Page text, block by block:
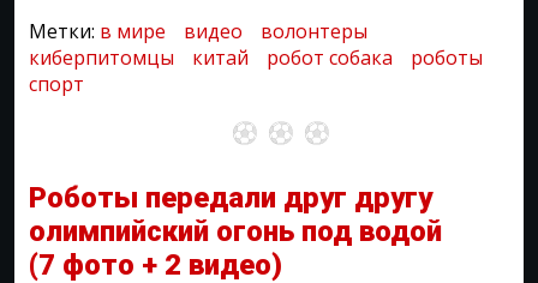
Метки: в мире видео
волонтеры
киберпитомцы
китай робот собака
роботы
спорт
Роботы передали друг другу
олимпийский огонь под водой
(7 фото + 2 видео)